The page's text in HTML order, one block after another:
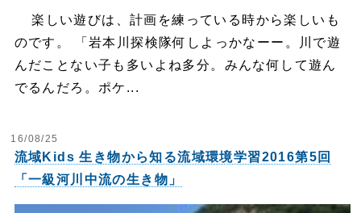
楽しい遊びは、計画を練っている時から楽しいも
のです。 「岩本川探検隊何しよっかなーー。川で遊
んだことない子も多いよね多分。みんな何して遊ん
でるんだろ。ポケ...
16/08/25
流域Kids 生き物から知る流域環境学習2016第5回
「一級河川中流の生き物」